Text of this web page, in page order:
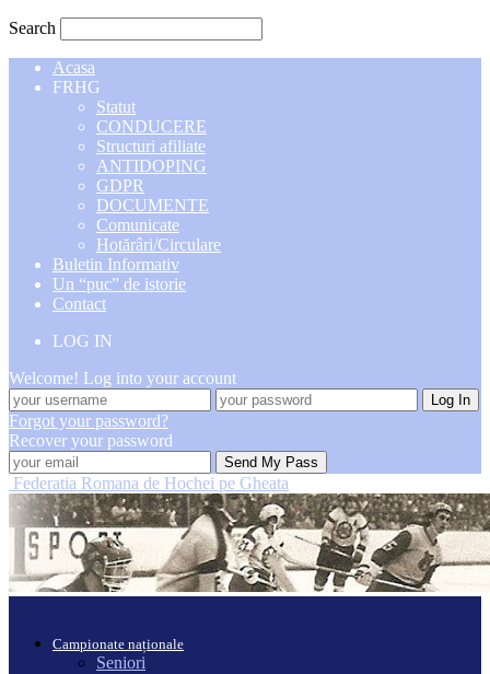
Search
Acasa
FRHG
Statut
CONDUCERE
Structuri afiliate
ANTIDOPING
GDPR
DOCUMENTE
Comunicate
Hotărâri/Circulare
Buletin Informativ
Un “puc” de istorie
Contact
LOG IN
Welcome! Log into your account
Forgot your password?
Recover your password
Federatia Romana de Hochei pe Gheata
Campionate naționale
Seniori